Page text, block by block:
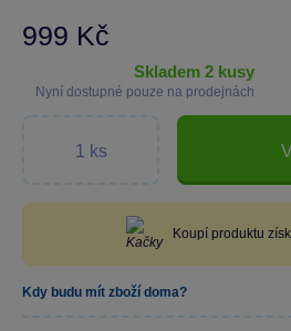
999 Kč
skladem 2 kusy
Nyní dostupné pouze na prodejnách
Koupí produktu
Kdy budu mít zboží doma?